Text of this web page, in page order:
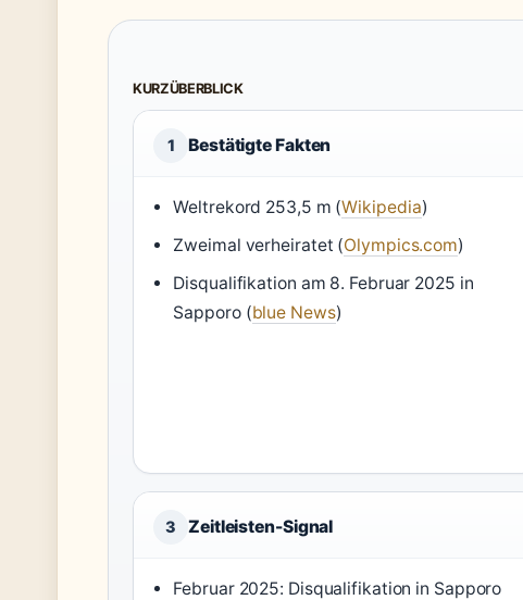
KURZÜBERBLICK
1 Bestätigte Fakten
Weltrekord 253,5 m (Wikipedia)
Zweimal verheiratet (Olympics.com)
Disqualifikation am 8. Februar 2025 in
Sapporo (blue News)
3 Zeitleisten-Signal
Februar 2025: Disqualifikation in Sapporo